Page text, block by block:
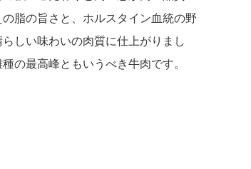
脂の旨さと、ホルスタイン血統の野
しい味わいの肉質に仕上がりまし
の最高峰ともいうべき牛肉です。